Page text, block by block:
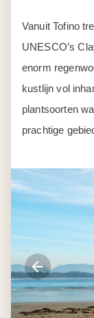
Vanuit Tofino
UNESCO’s
enorm
kustlijn vol
plantsoorten
prachtige